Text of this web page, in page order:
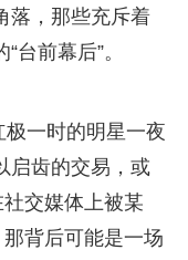
落，那些充斥着
台前幕后”。
一时的明星一夜
启齿的交易，或
社交媒体上被某
背后可能是一场